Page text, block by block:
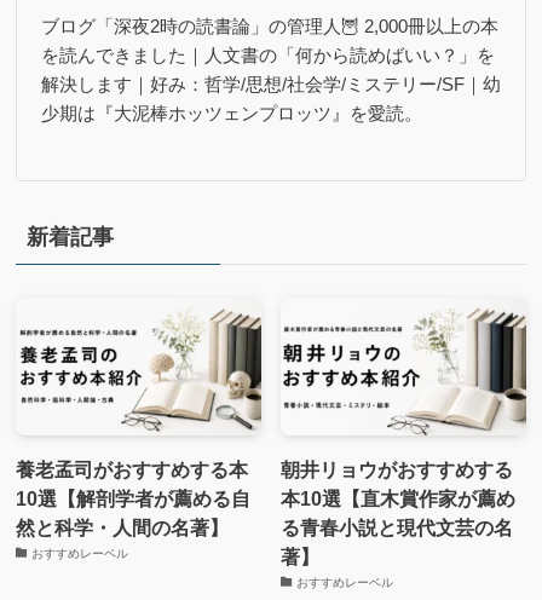
ブログ「深夜2時の読書論」の管理人🦉 2,000冊以上の本
を読んできました｜人文書の「何から読めばいい？」を
解決します｜好み：哲学/思想/社会学/ミステリー/SF｜幼
少期は『大泥棒ホッツェンプロッツ』を愛読。
新着記事
養老孟司がおすすめする本
10選【解剖学者が薦める自
然と科学・人間の名著】
おすすめレーベル
朝井リョウがおすすめする
本10選【直木賞作家が薦め
る青春小説と現代文芸の名
著】
おすすめレーベル